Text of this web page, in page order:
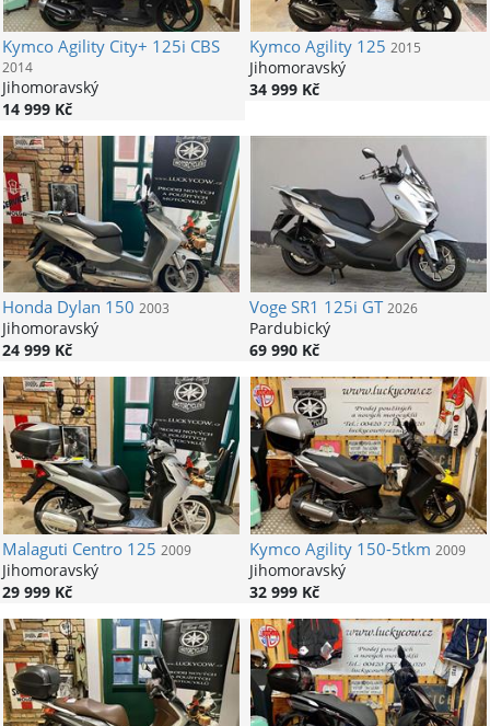
KymcoAgility City+ 125i CBS
2014
Jihomoravský
14 999 Kč
KymcoAgility 125 2015
Jihomoravský
34 999 Kč
HondaDylan 150 2003
Jihomoravský
24 999 Kč
VogeSR1 125i GT 2026
Pardubický
69 990 Kč
Malaguti Centro 125 2009
Jihomoravský
29 999 Kč
KymcoAgility 150-5tkm 2009
Jihomoravský
32 999 Kč